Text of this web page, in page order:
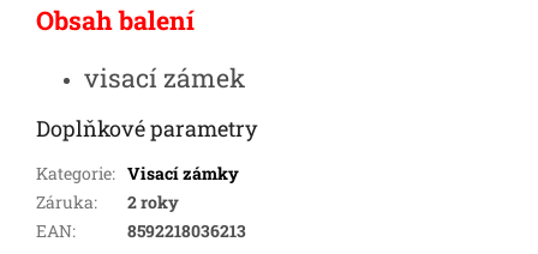
Obsah balení
visací zámek
Doplňkové parametry
Kategorie: Visací zámky
Záruka:
2 roky
EAN: 8592218036213